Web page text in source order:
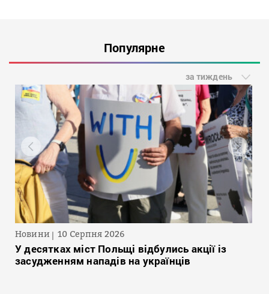
Популярне
за тиждень
Новини 10 Серпня 2026
У десятках міст Польщі відбулись акції із
засудженням нападів на українців